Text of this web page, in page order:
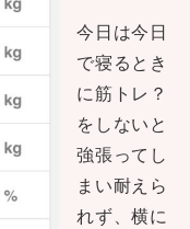
今日は今日
で寝るとき
に筋トレ？
をしないと
強張ってし
まい耐えら
れず、横に